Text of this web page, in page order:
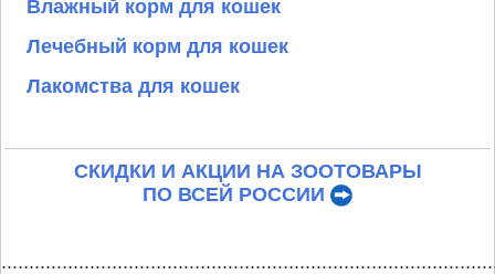
Влажный корм для кошек
Лечебный корм для кошек
Лакомства для кошек
СКИДКИ И АКЦИИ НА ЗООТОВАРЫ
ПО ВСЕЙ РОССИИ